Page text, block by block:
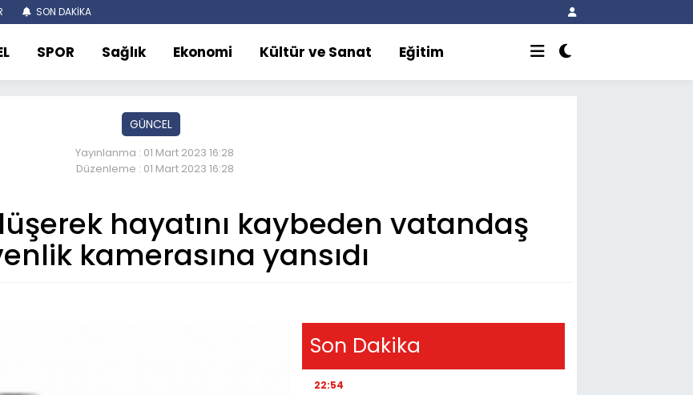
SON DAKİKA
SPOR Sağlık Ekonomi Kültür ve Sanat Eğitim
GÜNCEL
Yayınlanma : 01 Mart 2023 16:28
Düzenleme : 01 Mart 2023 16:28
hayatını kaybeden vatandaş
kamerasına yansıdı
Son Dakika
22:54